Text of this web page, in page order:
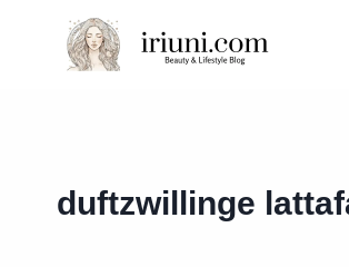
springen
duftzwillinge